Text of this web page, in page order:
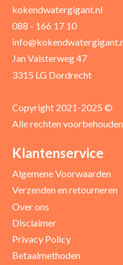
kokendwatergigant.nl
088 - 166 17 10
Jan Valsterweg 47
3315 LG Dordrecht
Copyright 2021-2025 ©
Alle rechten voorbehouden
Klantenservice
Algemene Voorwaarden
Verzenden en retourneren
Over ons
Disclaimer
Privacy Policy
Betaalmethoden